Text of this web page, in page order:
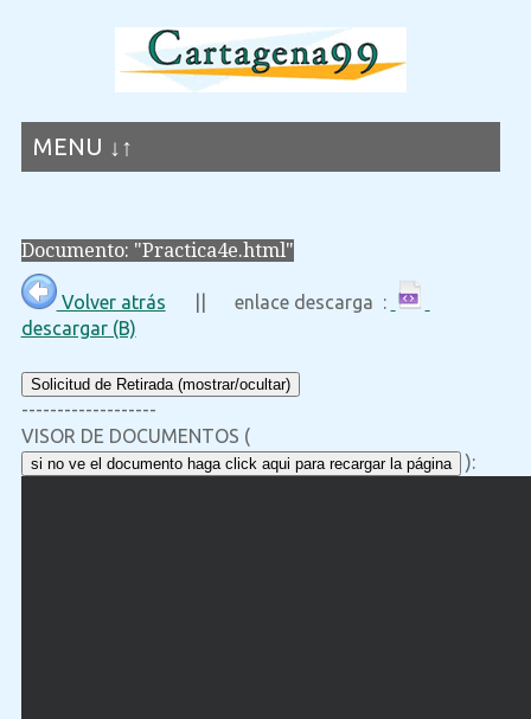
MENU ↓↑
Documento: "Practica4e.html"
Volver atrás || enlace descarga :
descargar (B)
Solicitud de Retirada (mostrar/ocultar)
-------------------
VISOR DE DOCUMENTOS (
si no ve el documento haga click aqui para recargar la página ):